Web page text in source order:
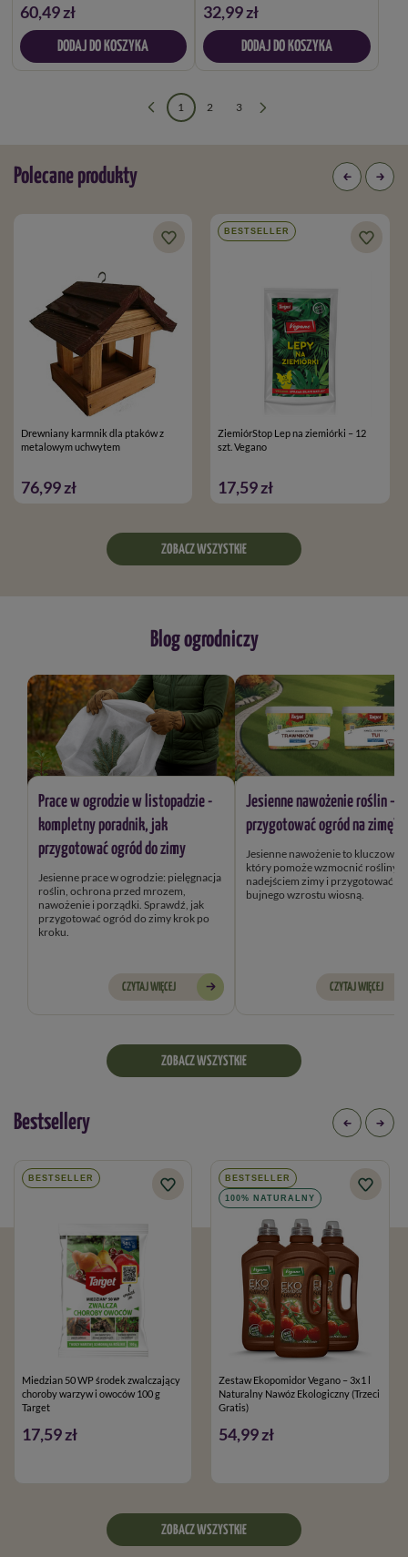
60,49 zł
DODAJ DO KOSZYKA
32,99 zł
DODAJ DO KOSZYKA
1 2 3
Polecane produkty
Drewniany karmnik dla ptaków z
metalowym uchwytem
76,99 zł
BESTSELLER
ZiemiórStop Lep na ziemiórki – 12
szt. Vegano
17,59 zł
ZOBACZ WSZYSTKIE
Blog ogrodniczy
Prace w ogrodzie w listopadzie -
kompletny poradnik, jak
przygotować ogród do zimy
Jesienne prace w ogrodzie: pielęgnacja
roślin, ochrona przed mrozem,
nawożenie i porządki. Sprawdź, jak
przygotować ogród do zimy krok po
kroku.
CZYTAJ WIĘCEJ
Jesienne nawożenie roślin –
przygotować ogród na zimę?
Jesienne nawożenie to kluczowy
który pomoże wzmocnić rośliny przed
nadejściem zimy i przygotować je
bujnego wzrostu wiosną.
CZYTAJ WIĘCEJ
ZOBACZ WSZYSTKIE
Bestsellery
BESTSELLER
Miedzian 50 WP środek zwalczający
choroby warzyw i owoców 100 g
Target
17,59 zł
BESTSELLER
100% NATURALNY
Zestaw Ekopomidor Vegano – 3x1 l
Naturalny Nawóz Ekologiczny (Trzeci
Gratis)
54,99 zł
ZOBACZ WSZYSTKIE